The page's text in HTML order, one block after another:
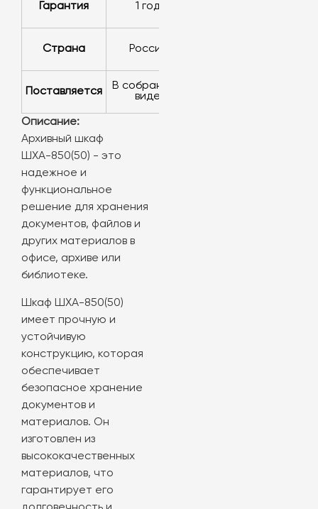
Гарантия 1 год
Страна Россия
Поставляется
в собранном
виде
Описание:
Архивный шкаф
ШХА-850(50) - это
надежное и
функциональное
решение для хранения
документов, файлов и
других материалов в
офисе, архиве или
библиотеке.
Шкаф ШХА-850(50)
имеет прочную и
устойчивую
конструкцию, которая
обеспечивает
безопасное хранение
документов и
материалов. Он
изготовлен из
высококачественных
материалов, что
гарантирует его